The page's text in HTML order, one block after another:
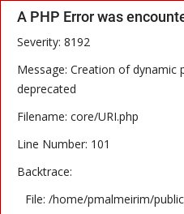
A PHP Error was
Severity: 8192
Message: Creation of dynamic
deprecated
Filename: core/URI.php
Line Number: 101
Backtrace:
File: /home/pmalmeirim/
Início
Termos & Condições
Publicações